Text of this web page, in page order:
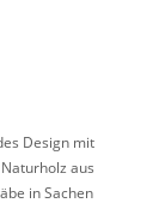
Design mit
aus
in Sachen